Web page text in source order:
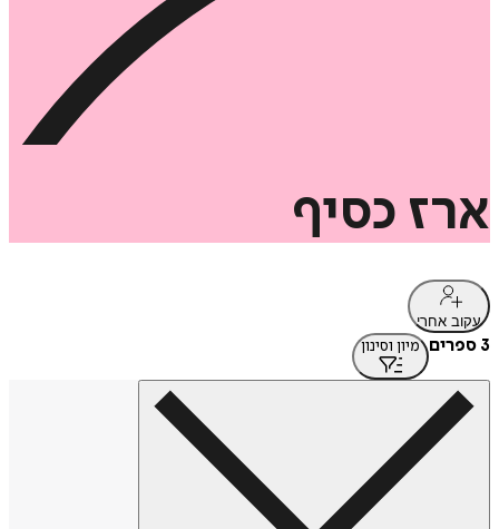
ארז כסיף
עקוב אחרי
3 ספרים מיון וסינון